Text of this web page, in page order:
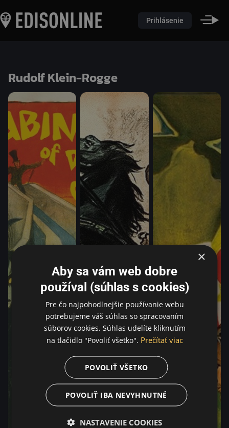
Prihlásenie
Rudolf Klein-Rogge
×
Aby sa vám web dobre
používal (súhlas s cookies)
Pre čo najpohodlnejšie používanie webu
potrebujeme váš súhlas so spracovaním
súborov cookies. Súhlas udelíte kliknutím
na tlačidlo "Povoliť všetko". Prečítať viac
POVOLIŤ VŠETKO
POVOLIŤ IBA NEVYHNUTNÉ
NASTAVENIE COOKIES